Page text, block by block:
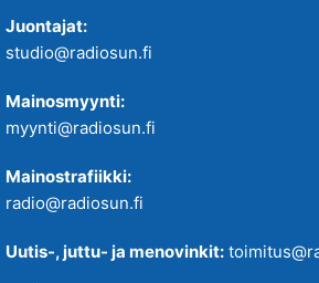
Juontajat:
studio@radiosun.fi
Mainosmyynti:
myynti@radiosun.fi
Mainostrafiikki:
radio@radiosun.fi
Uutis-, juttu- ja menovinkit: